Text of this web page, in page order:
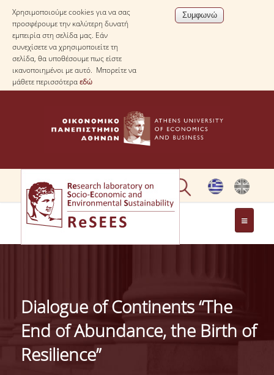
Χρησιμοποιούμε cookies για να σας
προσφέρουμε την καλύτερη δυνατή
εμπειρία στη σελίδα μας. Εάν
συνεχίσετε να χρησιμοποιείτε τη
σελίδα, θα υποθέσουμε πως είστε
ικανοποιημένοι με αυτό. Μπορείτε να
μάθετε περισσότεραεδώ
ΣΧΕΤΙΚΑ
PROJECTS
Dialogue of Continents “The
End of Abundance, the Birth of
Resilience”